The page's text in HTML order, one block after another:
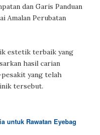
dan Garis Panduan
Amalan Perubatan
estetik terbaik yang
hasil carian
yang telah
tersebut.
untuk Rawatan Eyebag